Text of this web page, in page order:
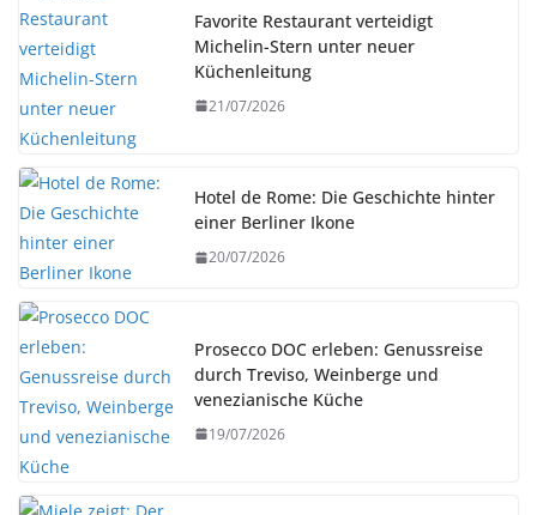
Favorite Restaurant verteidigt
Michelin-Stern unter neuer
Küchenleitung
21/07/2026
Hotel de Rome: Die Geschichte hinter
einer Berliner Ikone
20/07/2026
Prosecco DOC erleben: Genussreise
durch Treviso, Weinberge und
venezianische Küche
19/07/2026